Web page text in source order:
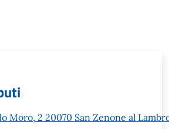
Moro, 2 20070 San Zenone al